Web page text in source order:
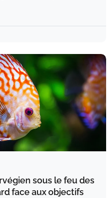
sous le feu des
face aux objectifs